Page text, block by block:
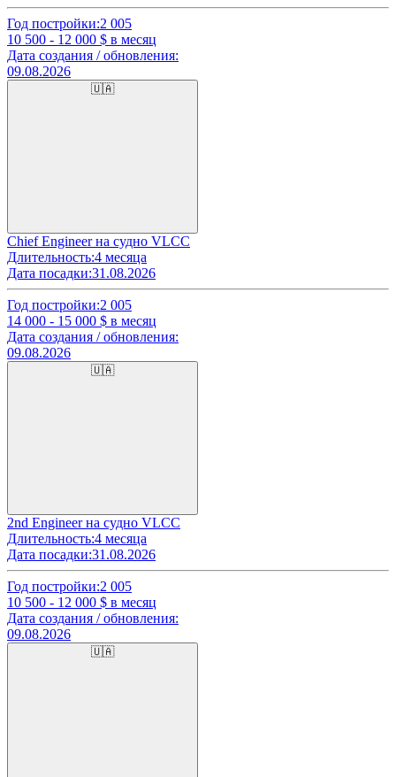
Год постройки:2 005
10 500 - 12 000 $ в месяц
Дата создания / обновления:
09.08.2026
🇺🇦
Chief Engineer на судно VLCC
Длительность:4 месяца
Дата посадки:31.08.2026
Год постройки:2 005
14 000 - 15 000 $ в месяц
Дата создания / обновления:
09.08.2026
🇺🇦
2nd Engineer на судно VLCC
Длительность:4 месяца
Дата посадки:31.08.2026
Год постройки:2 005
10 500 - 12 000 $ в месяц
Дата создания / обновления:
09.08.2026
🇺🇦